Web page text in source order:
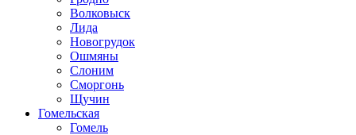
Волковыск
Лида
Новогрудок
Ошмяны
Слоним
Сморгонь
Щучин
Гомельская
Гомель